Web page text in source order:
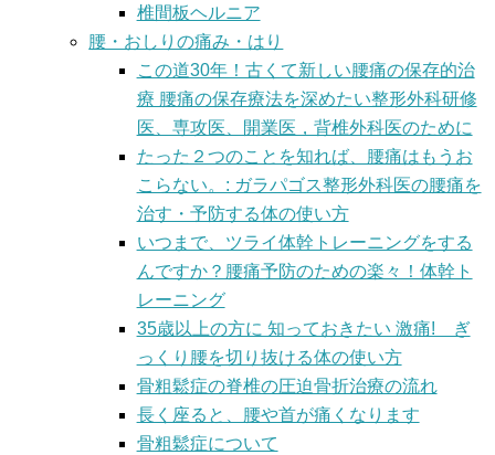
椎間板ヘルニア
腰・おしりの痛み・はり
この道30年！古くて新しい腰痛の保存的治
療 腰痛の保存療法を深めたい整形外科研修
医、専攻医、開業医，背椎外科医のために
たった２つのことを知れば、腰痛はもうお
こらない。: ガラパゴス整形外科医の腰痛を
治す・予防する体の使い方
いつまで、ツライ体幹トレーニングをする
んですか？腰痛予防のための楽々！体幹ト
レーニング
35歳以上の方に 知っておきたい 激痛! ぎ
っくり腰を切り抜ける体の使い方
骨粗鬆症の脊椎の圧迫骨折治療の流れ
長く座ると、腰や首が痛くなります
骨粗鬆症について